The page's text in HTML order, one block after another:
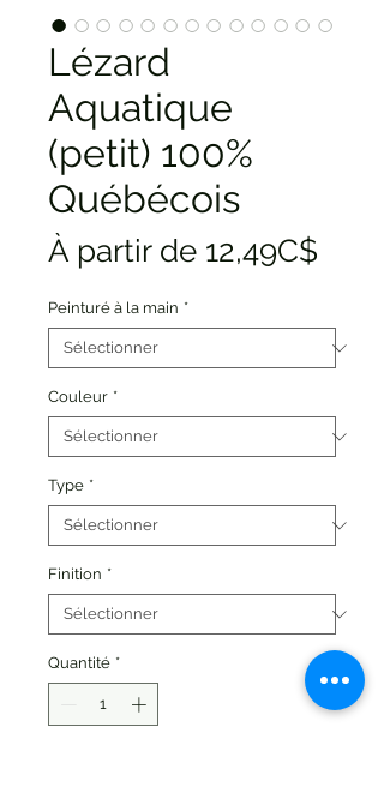
Lézard
Aquatique
(petit) 100%
Québécois
À partir de 12,49C$
Peinturé à la main *
Couleur *
Type *
Finition *
Quantité *